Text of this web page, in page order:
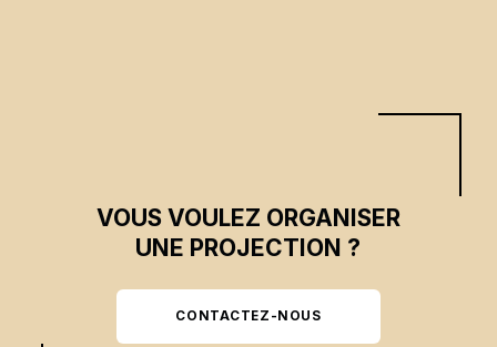
VOUS VOULEZ ORGANISER
UNE PROJECTION ?
CONTACTEZ-NOUS